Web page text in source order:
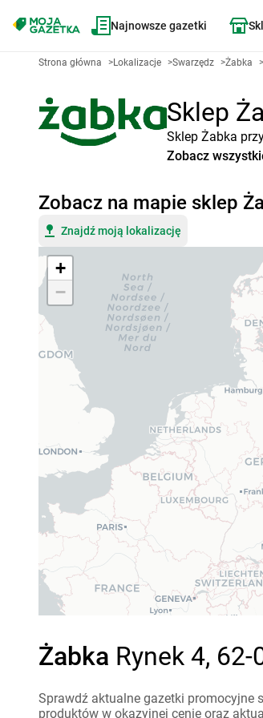
Najnowsze gazetki
Strona główna >Lokalizacje >Swarzędz >Żabka >
Sklep
Sklep Żabka
Zobacz
Zobacz na mapie sklep
Znajdź moją lokalizację
+
−
Żabka Rynek 4,
Sprawdź aktualne gazetki promocyjne
produktów w okazyjnej cenie oraz